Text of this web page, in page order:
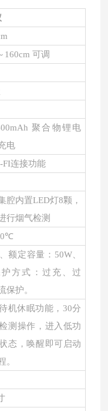
160cm 可调
聚合物锂电
电
FI连接功能
腔内置LED灯8颗，
行烟气检测
额定容量：50W、
方式：过充、过
保护。
机休眠功能，30分
测操作，进入低功
态，唤醒即可启动
。